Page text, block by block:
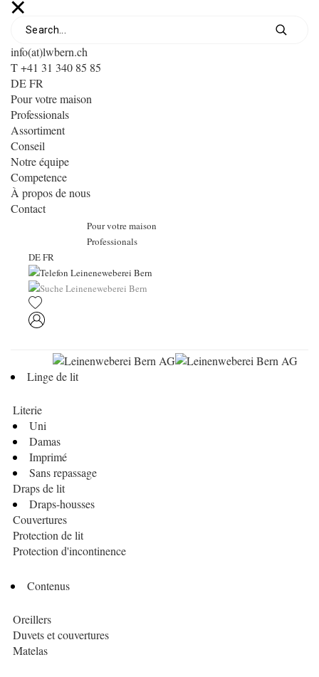
info(at)lwbern.ch
T +41 31 340 85 85
DEFR
Pour votre maison
Professionals
Assortiment
Conseil
Notre équipe
Competence
À propos de nous
Contact
Pour votre maison
Professionals
DEFR
Linge de lit
Literie
Uni
Damas
Imprimé
Sans repassage
Draps de lit
Draps-housses
Couvertures
Protection de lit
Protection d'incontinence
Contenus
Oreillers
Duvets et couvertures
Matelas